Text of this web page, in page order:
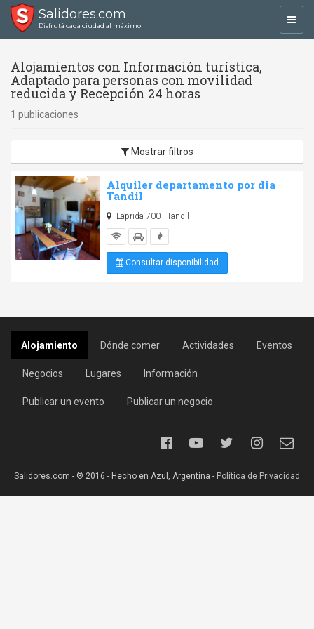
Salidores.com
Disfrutá cada ciudad al máximo
Alojamientos con Información turística,
Adaptado para personas con movilidad
reducida y Recepción 24 horas
1 publicaciones
Mostrar filtros
Alquiler departamento por dia
Tandil
Laprida 700 - Tandil
Consultar disponibilidad
Alojamiento Dónde comer Actividades Eventos
Negocios Lugares Información
Publicar un evento Publicar un negocio
Salidores.com - ® 2016 - Hecho en Azul, Argentina - Política de Privacidad